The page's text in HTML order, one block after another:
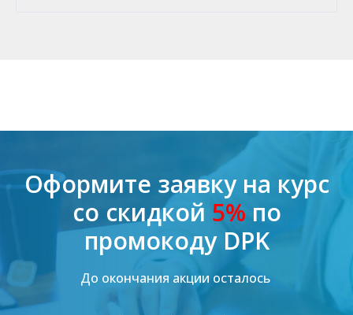
Оформите заявку на курс
со скидкой 5% по
промокоду DPK
До окончания акции осталось